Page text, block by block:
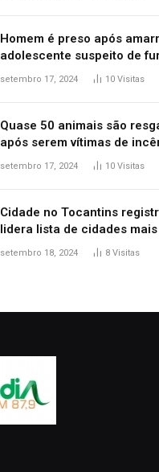
Homem é preso após
adolescente suspeito de
estaca de cerca e agredi-lo
setembro 17, 2024 10 Visitas
Quase 50 animais são
após serem vítimas de
florestais no Tocantins
setembro 17, 2024 10 Visitas
Cidade no Tocantins
lidera lista de cidades
do país, diz Inmet
setembro 18, 2024 8 Visitas